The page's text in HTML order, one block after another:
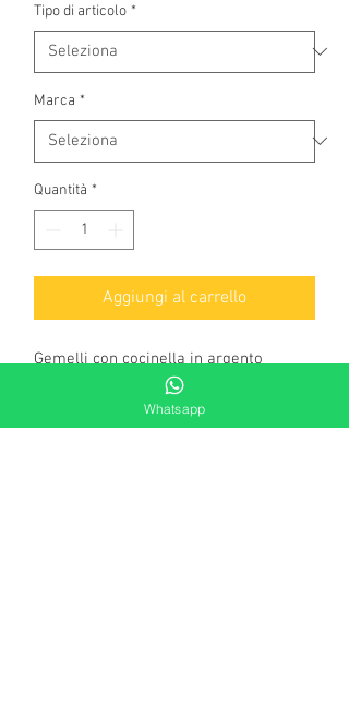
Tipo di articolo *
Marca *
Quantità *
Aggiungi al carrello
Gemelli con cocinella in argento
Whatsapp